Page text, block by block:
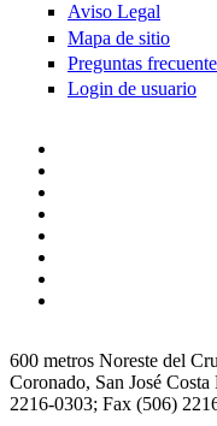
Aviso Legal
Mapa de sitio
Preguntas
Login de usuario
600 metros Noreste del
Coronado, San José
2216-0303; Fax (506)